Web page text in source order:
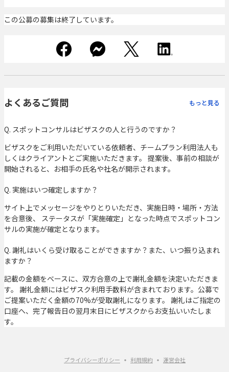
この公募の募集は終了しています。
よくあるご質問 もっと見る
Q. スポットコンサルはビザスクの人と行うのですか？
ビザスクをご利用いただいている依頼者、チームプラン利用法人も
しくはクライアントとご実施いただきます。 提案後、事前の相談が
開始されると、お相手の氏名や社名が開示されます。
Q. 実施はいつ確定しますか？
サイト上でメッセージをやりとりいただき、実施日時・場所・方法
を合意後、 ステータスが「実施確定」となった時点でスポットコン
サルの実施が確定となります。
Q. 謝礼はいくら受け取ることができますか？また、いつ振り込まれ
ますか？
記載の金額をベースに、双方合意の上で謝礼金額を決定いただきま
す。 謝礼金額にはビザスク利用手数料が含まれております。公募で
ご提案いただく金額の70%が受取謝礼になります。 謝礼はご指定の
口座へ、完了報告日の翌月末日にビザスクからお支払いいたしま
す。
プライバシーポリシー 利用規約
運営会社